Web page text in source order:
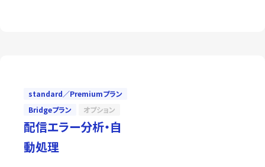
standard／Premiumプラン
Bridgeプラン
オプション
配信エラー分析・自
動処理